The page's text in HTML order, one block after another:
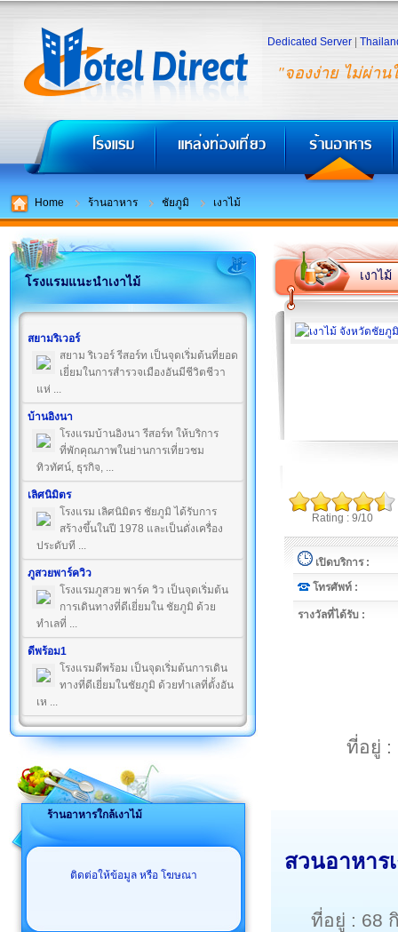
"จองง่าย ไม่ผ่าน
Dedicated Server
Home ร้านอาหาร ชัยภูมิ เงาไม้
โรงแรมแนะนำเงาไม้
สยามริเวอร์
สยาม ริเวอร์ รีสอร์ท เป็นจุดเริ่มต้นที่ยอด
เยี่ยมในการสำรวจเมืองอันมีชีวิตชีวา
แห่ ...
บ้านอิงนา
โรงแรมบ้านอิงนา รีสอร์ท ให้บริการ
ที่พักคุณภาพในย่านการเที่ยวชม
ทิวทัศน์, ธุรกิจ, ...
เลิศนิมิตร
โรงแรม เลิศนิมิตร ชัยภูมิ ได้รับการ
สร้างขึ้นในปี 1978 และเป็นดั่งเครื่อง
ประดับที ...
ภูสวยพาร์ควิว
โรงแรมภูสวย พาร์ค วิว เป็นจุดเริ่มต้น
การเดินทางที่ดีเยี่ยมใน ชัยภูมิ ด้วย
ทำเลที่ ...
ดีพร้อม1
โรงแรมดีพร้อม เป็นจุดเริ่มต้นการเดิน
ทางที่ดีเยี่ยมในชัยภูมิ ด้วยทำเลที่ตั้งอัน
เห ...
ร้านอาหารใกล้เงาไม้
ติดต่อให้ข้อมูล หรือ โฆษณา
เงาไม้
Rating : 9/10
เปิดบริการ :
โทรศัพท์ :
รางวัลที่ได้รับ :
ที่อยู่ :
สวนอาหาร
ที่อยู่ : 68